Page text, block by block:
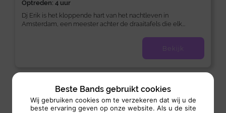
Optreden: 4 uur
Dj Erik is het kloppende hart van het nachtleven in
Amsterdam, een meester achter de draaitafels die elk...
Bekijk
Beste Bands gebruikt cookies
Wij gebruiken cookies om te verzekeren dat wij u de
beste ervaring geven op onze website. Als u de site